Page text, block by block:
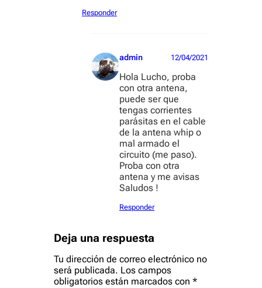
Responder
admin 12/04/2021
Hola Lucho, proba
con otra antena,
puede ser que
tengas corrientes
parásitas en el cable
de la antena whip o
mal armado el
circuito (me paso).
Proba con otra
antena y me avisas
Saludos !
Responder
Deja una respuesta
Tu dirección de correo electrónico no
será publicada. Los campos
obligatorios están marcados con *